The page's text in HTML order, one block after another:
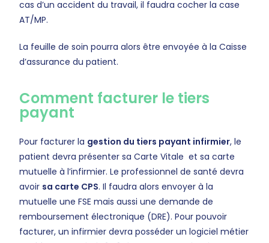
cas d’un accident du travail, il faudra cocher la case
AT/MP.
La feuille de soin pourra alors être envoyée à la Caisse
d’assurance du patient.
Comment facturer le tiers
payant
Pour facturer la gestion du tiers payant infirmier, le
patient devra présenter sa Carte Vitale et sa carte
mutuelle à l’infirmier. Le professionnel de santé devra
avoir sa carte CPS. Il faudra alors envoyer à la
mutuelle une FSE mais aussi une demande de
remboursement électronique (DRE). Pour pouvoir
facturer, un infirmier devra posséder un logiciel métier